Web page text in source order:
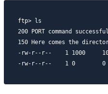
ftp> ls
200 PORT command
150 Here comes the
-rw-r--r--    1 1000